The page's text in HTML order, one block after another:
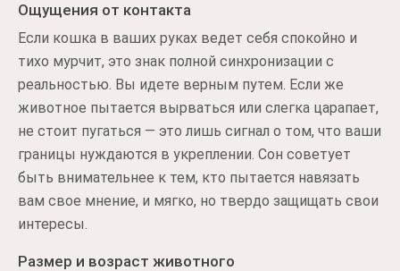
Ощущения от контакта
Если кошка в ваших руках ведет себя спокойно и
тихо мурчит, это знак полной синхронизации с
реальностью. Вы идете верным путем. Если же
животное пытается вырваться или слегка царапает,
не стоит пугаться — это лишь сигнал о том, что ваши
границы нуждаются в укреплении. Сон советует
быть внимательнее к тем, кто пытается навязать
вам свое мнение, и мягко, но твердо защищать свои
интересы.
Размер и возраст животного